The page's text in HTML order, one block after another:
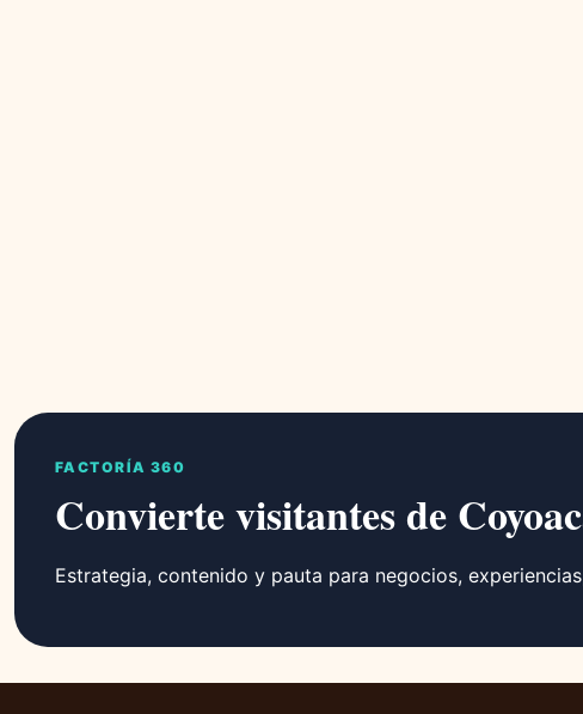
FACTORÍA 360
Convierte visitantes de
Estrategia, contenido y pauta para negocios,